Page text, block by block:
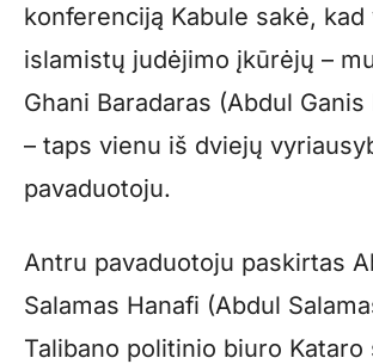
konferenciją Kabule sakė, kad
islamistų judėjimo įkūrėjų –
Ghani Baradaras (Abdul Ganis
– taps vienu iš dviejų
pavaduotoju.
Antru pavaduotoju paskirtas
Salamas Hanafi (Abdul
Talibano politinio biuro Kataro